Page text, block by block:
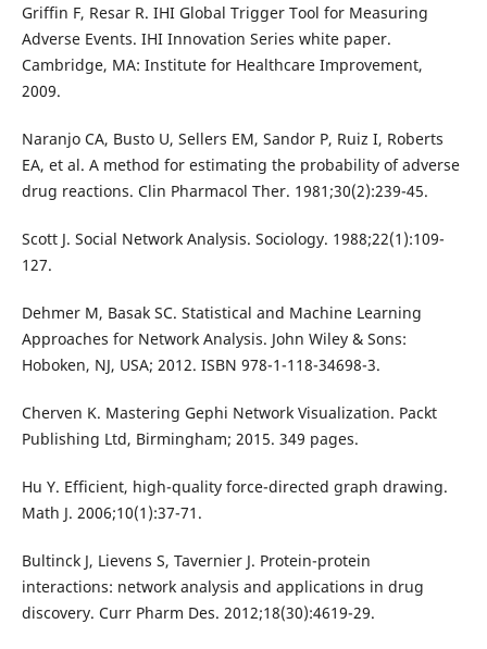
Griffin F, Resar R. IHI Global Trigger Tool for Measuring
Adverse Events. IHI Innovation Series white paper.
Cambridge, MA: Institute for Healthcare Improvement,
2009.
Naranjo CA, Busto U, Sellers EM, Sandor P, Ruiz I, Roberts
EA, et al. A method for estimating the probability of adverse
drug reactions. Clin Pharmacol Ther. 1981;30(2):239-45.
Scott J. Social Network Analysis. Sociology. 1988;22(1):109-
127.
Dehmer M, Basak SC. Statistical and Machine Learning
Approaches for Network Analysis. John Wiley & Sons:
Hoboken, NJ, USA; 2012. ISBN 978-1-118-34698-3.
Cherven K. Mastering Gephi Network Visualization. Packt
Publishing Ltd, Birmingham; 2015. 349 pages.
Hu Y. Efficient, high-quality force-directed graph drawing.
Math J. 2006;10(1):37-71.
Bultinck J, Lievens S, Tavernier J. Protein-protein
interactions: network analysis and applications in drug
discovery. Curr Pharm Des. 2012;18(30):4619-29.